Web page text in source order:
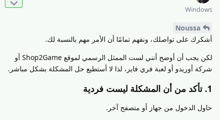
Windows
Noussa
أشكرك على تواصلك، ونفهم تمامًا أن الأمر مهم بالنسبة لك.
لكن يجب أن أوضح أنني لست الممثل الرسمي لموقع Shop2Game أو
شركة أوريدو أو لعبة فري فاير، لذا لا أستطيع حل المشكلة بشكل مباشر.
1. تأكد من أن المشكلة ليست فردية
حاول الدخول من جهاز أو متصفح آخر.